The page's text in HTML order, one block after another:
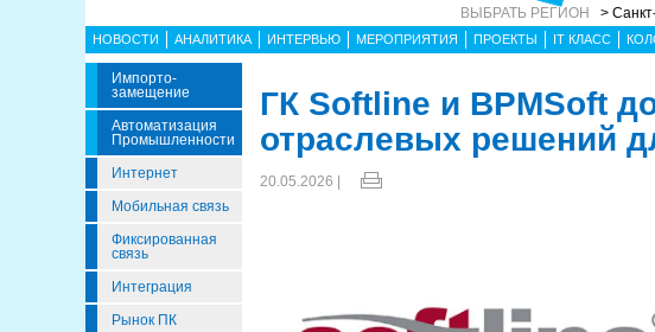
ВЫБРАТЬ РЕГИОН >
НОВОСТИ АНАЛИТИКА ИНТЕРВЬЮ МЕРОПРИЯТИЯ ПРОЕКТЫ IT КЛАСС
Импорто­
Замещение
Автоматизация
Промышленности
Интернет
Мобильная связь
Фиксированная
связь
Интеграция
Рынок ПК
ГК Softline и BPMSoft
отраслевых решений
20.05.2026 |